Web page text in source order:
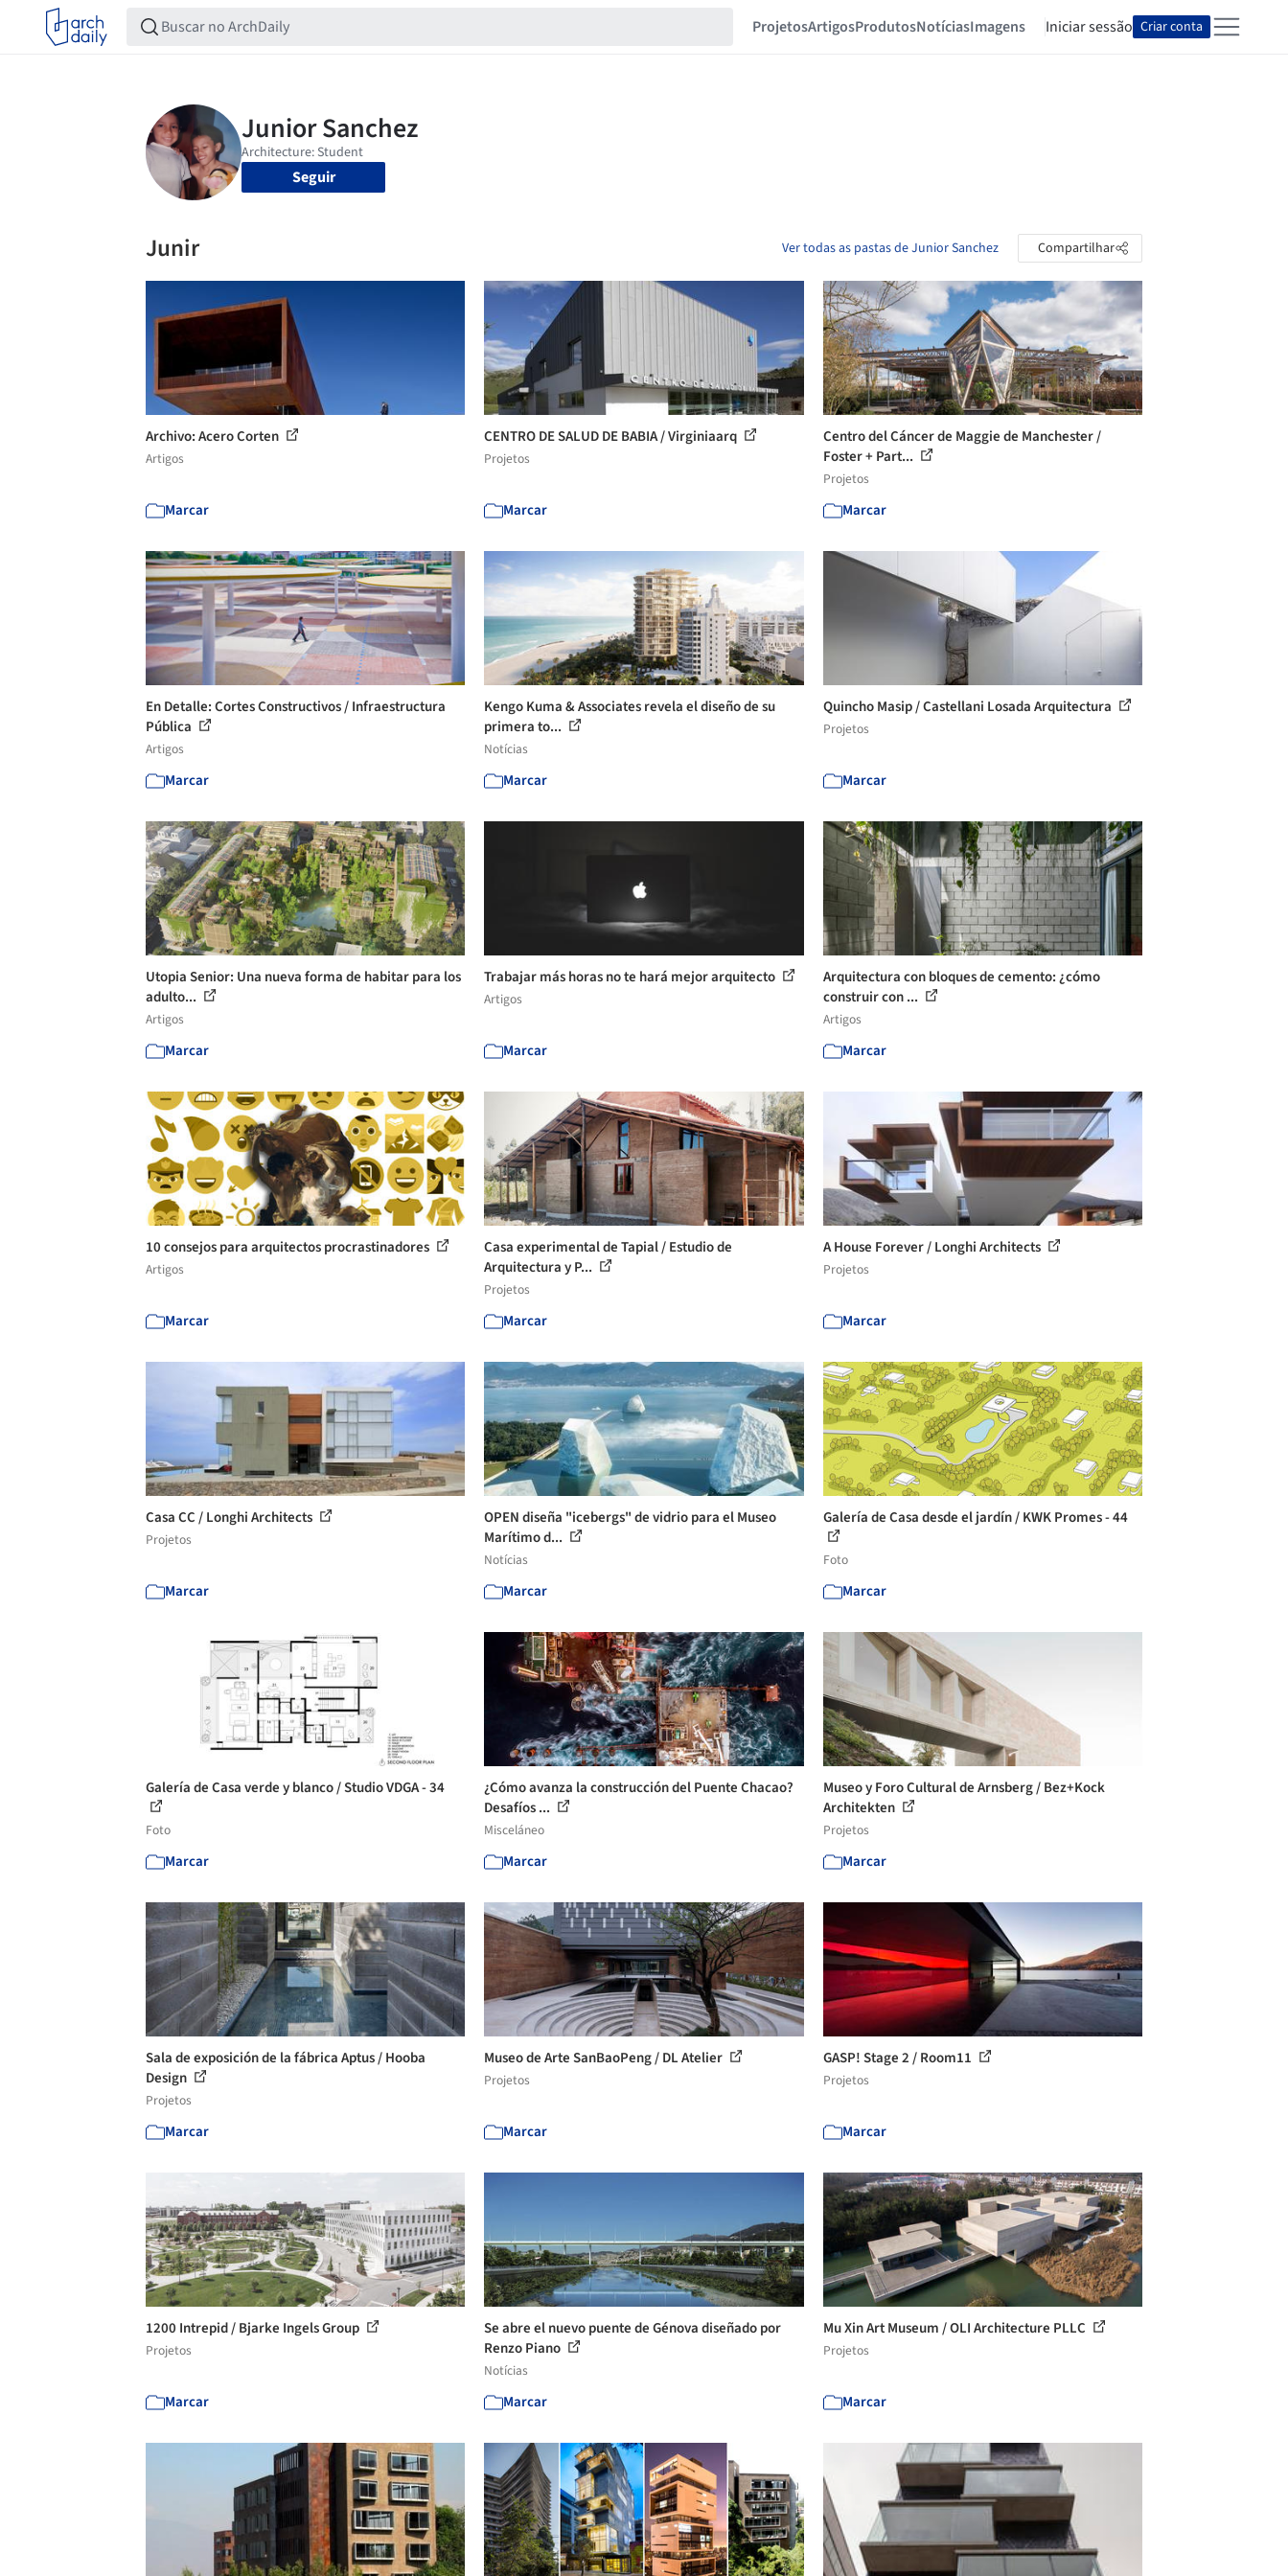
ProjetosArtigosProdutosNotíciasImagens Iniciar sessão Criar conta
Seguir
Junir Ver todas as pastas de Junior Sanchez Compartilhar
Archivo: Acero Corten
Artigos
Marcar
CENTRO DE SALUD DE BABIA / Virginiaarq
Projetos
Marcar
Centro del Cáncer de Maggie de Manchester /
Foster + Part...
Projetos
Marcar
En Detalle: Cortes Constructivos / Infraestructura
Pública
Artigos
Marcar
Kengo Kuma & Associates revela el diseño de su
primera to...
Notícias
Marcar
Quincho Masip / Castellani Losada Arquitectura
Projetos
Marcar
Utopia Senior: Una nueva forma de habitar para los
adulto...
Artigos
Marcar
Trabajar más horas no te hará mejor arquitecto
Artigos
Marcar
Arquitectura con bloques de cemento: ¿cómo
construir con ...
Artigos
Marcar
10 consejos para arquitectos procrastinadores
Artigos
Marcar
Casa experimental de Tapial / Estudio de
Arquitectura y P...
Projetos
Marcar
A House Forever / Longhi Architects
Projetos
Marcar
Casa CC / Longhi Architects
Projetos
Marcar
OPEN diseña "icebergs" de vidrio para el Museo
Marítimo d...
Notícias
Marcar
Galería de Casa desde el jardín / KWK Promes - 44
Foto
Marcar
Galería de Casa verde y blanco / Studio VDGA - 34
Foto
Marcar
¿Cómo avanza la construcción del Puente Chacao?
Desafíos ...
Misceláneo
Marcar
Museo y Foro Cultural de Arnsberg / Bez+Kock
Architekten
Projetos
Marcar
Sala de exposición de la fábrica Aptus / Hooba
Design
Projetos
Marcar
Museo de Arte SanBaoPeng / DL Atelier
Projetos
Marcar
GASP! Stage 2 / Room11
Projetos
Marcar
1200 Intrepid / Bjarke Ingels Group
Projetos
Marcar
Se abre el nuevo puente de Génova diseñado por
Renzo Piano
Notícias
Marcar
Mu Xin Art Museum / OLI Architecture PLLC
Projetos
Marcar